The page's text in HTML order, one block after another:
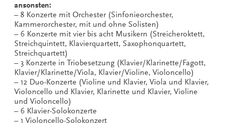
ansonsten:
– 8 Konzerte mit Orchester (Sinfonieorchester,
Kammerorchester, mit und ohne Solisten)
– 6 Konzerte mit vier bis acht Musikern (Streicheroktett,
Streichquintett, Klavierquartett, Saxophonquartett,
Streichquartett)
– 3 Konzerte in Triobesetzung (Klavier/Klarinette/Fagott,
Klavier/Klarinette/Viola, Klavier/Violine, Violoncello)
– 12 Duo-Konzerte (Violine und Klavier, Viola und Klavier,
Violoncello und Klavier, Klarinette und Klavier, Violine
und Violoncello)
– 6 Klavier-Solokonzerte
– 1 Violoncello-Solokonzert